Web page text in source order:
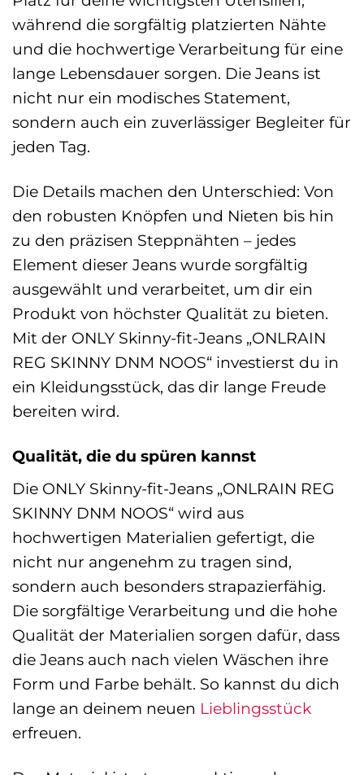
während die sorgfältig platzierten Nähte
und die hochwertige Verarbeitung für eine
lange Lebensdauer sorgen. Die Jeans ist
nicht nur ein modisches Statement,
sondern auch ein zuverlässiger Begleiter für
jeden Tag.
Die Details machen den Unterschied: Von
den robusten Knöpfen und Nieten bis hin
zu den präzisen Steppnähten – jedes
Element dieser Jeans wurde sorgfältig
ausgewählt und verarbeitet, um dir ein
Produkt von höchster Qualität zu bieten.
Mit der ONLY Skinny-fit-Jeans „ONLRAIN
REG SKINNY DNM NOOS“ investierst du in
ein Kleidungsstück, das dir lange Freude
bereiten wird.
Qualität, die du spüren kannst
Die ONLY Skinny-fit-Jeans „ONLRAIN REG
SKINNY DNM NOOS“ wird aus
hochwertigen Materialien gefertigt, die
nicht nur angenehm zu tragen sind,
sondern auch besonders strapazierfähig.
Die sorgfältige Verarbeitung und die hohe
Qualität der Materialien sorgen dafür, dass
die Jeans auch nach vielen Wäschen ihre
Form und Farbe behält. So kannst du dich
lange an deinem neuen Lieblingsstück
erfreuen.